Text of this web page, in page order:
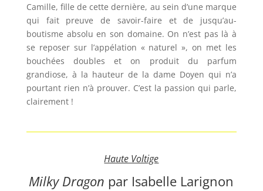
Camille, fille de cette dernière, au sein d’une marque
qui fait preuve de savoir-faire et de jusqu’au-
boutisme absolu en son domaine. On n’est pas là à
se reposer sur l’appélation « naturel », on met les
bouchées doubles et on produit du parfum
grandiose, à la hauteur de la dame Doyen qui n’a
pourtant rien n’à prouver. C’est la passion qui parle,
clairement !
Haute Voltige
Milky Dragon par Isabelle Larignon